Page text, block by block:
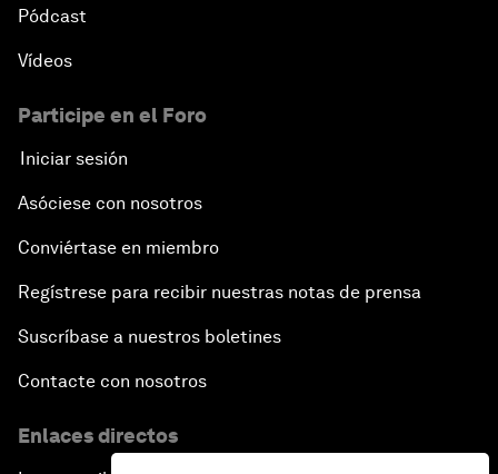
Pódcast
Vídeos
Participe en el Foro
Iniciar sesión
Asóciese con nosotros
Conviértase en miembro
Regístrese para recibir nuestras notas de prensa
Suscríbase a nuestros boletines
Contacte con nosotros
Enlaces directos